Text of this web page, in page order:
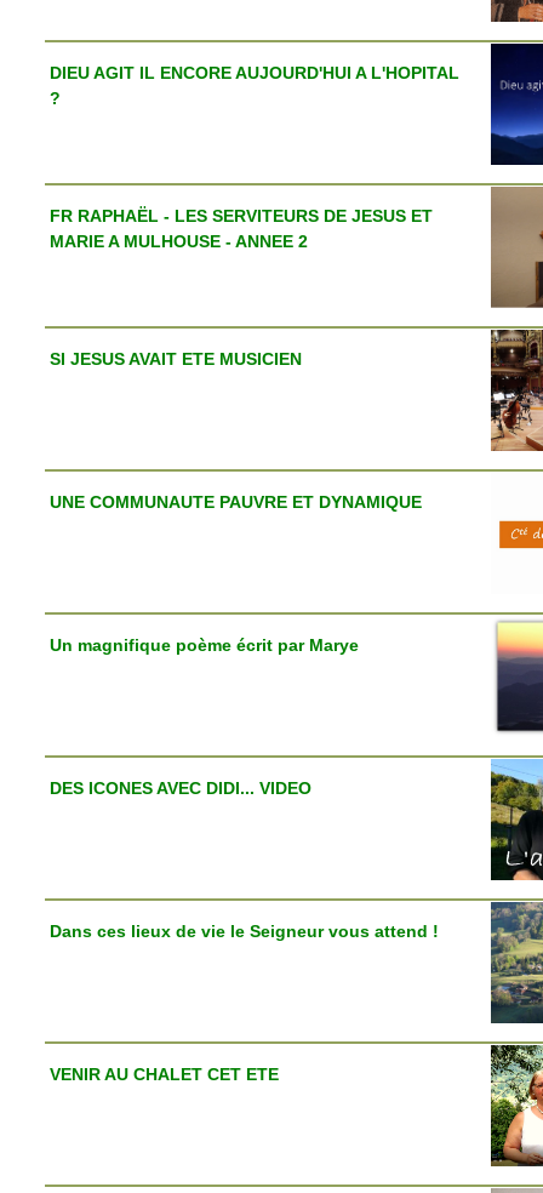
DIEU AGIT IL ENCORE AUJOURD'HUI A L'HOPITAL
?
FR RAPHAËL - LES SERVITEURS DE JESUS ET
MARIE A MULHOUSE - ANNEE 2
SI JESUS AVAIT ETE MUSICIEN
UNE COMMUNAUTE PAUVRE ET DYNAMIQUE
Un magnifique poème écrit par Marye
DES ICONES AVEC DIDI... VIDEO
Dans ces lieux de vie le Seigneur vous attend !
VENIR AU CHALET CET ETE